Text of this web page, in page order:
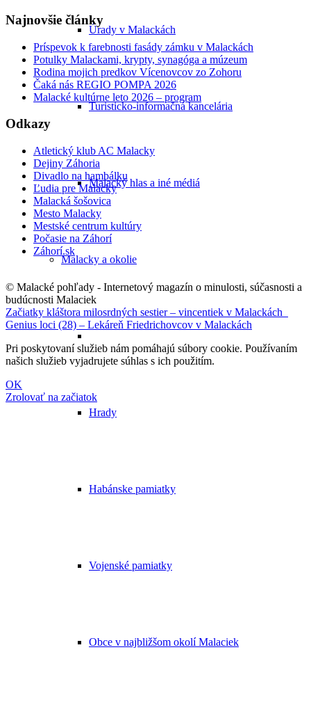
Úrady v Malackách
Turisticko-informačná kancelária
Malacký hlas a iné médiá
Malacky a okolie
Hrady
Habánske pamiatky
Vojenské pamiatky
Obce v najbližšom okolí Malaciek
Najnovšie články
Príspevok k farebnosti fasády zámku v Malackách
Potulky Malackami, krypty, synagóga a múzeum
Rodina mojich predkov Vícenovcov zo Zohoru
Čaká nás REGIO POMPA 2026
Malacké kultúrne leto 2026 – program
Odkazy
Atletický klub AC Malacky
Dejiny Záhoria
Divadlo na hambálku
Ľudia pre Malacky
Malacká šošovica
Mesto Malacky
Mestské centrum kultúry
Počasie na Záhorí
Záhorí.sk
© Malacké pohľady - Internetový magazín o minulosti, súčasnosti a
budúcnosti Malaciek
Začiatky kláštora milosrdných sestier – vincentiek v Malackách
Genius loci (28) – Lekáreň Friedrichovcov v Malackách
Pri poskytovaní služieb nám pomáhajú súbory cookie. Používaním
našich služieb vyjadrujete súhlas s ich použitím.
OK
Zrolovať na začiatok